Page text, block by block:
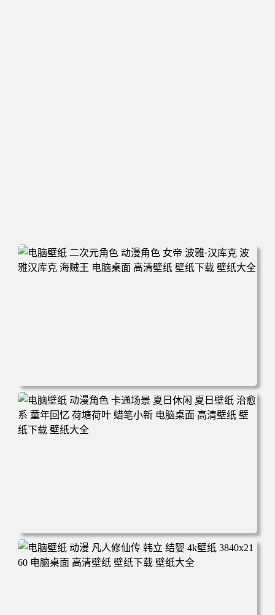
电脑壁纸 二次元角色 动漫角色 女帝 波雅·汉库克 波雅汉库
克 海贼王 电脑桌面 高清壁纸 壁纸下载 壁纸大全
电脑壁纸 动漫角色 卡通场景 夏日休闲 夏日壁纸 治愈系 童
年回忆 荷塘荷叶 蜡笔小新 电脑桌面 高清壁纸 壁纸下载 壁